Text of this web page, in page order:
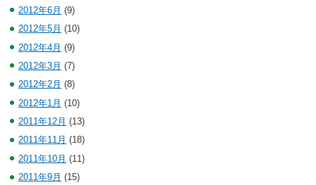
2012年6月 (9)
2012年5月 (10)
2012年4月 (9)
2012年3月 (7)
2012年2月 (8)
2012年1月 (10)
2011年12月 (13)
2011年11月 (18)
2011年10月 (11)
2011年9月 (15)